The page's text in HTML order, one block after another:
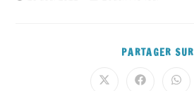
PARTAGER SUR